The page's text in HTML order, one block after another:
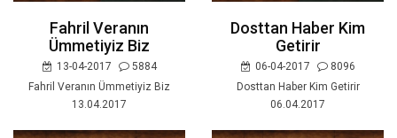
Fahril Veranın
Ümmetiyiz Biz
13-04-2017
5884
Fahril Veranın Ümmetiyiz Biz
13.04.2017
Dosttan Haber Kim
Getirir
06-04-2017
8096
Dosttan Haber Kim Getirir
06.04.2017